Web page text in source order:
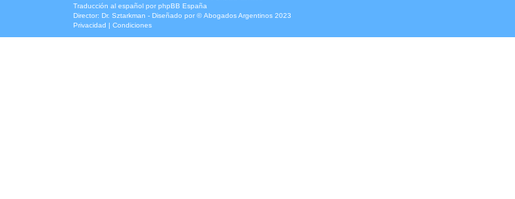
Traducción al español por phpBB España
Director: Dr. Sztarkman - Diseñado por ©Abogados Argentinos 2023
Privacidad | Condiciones